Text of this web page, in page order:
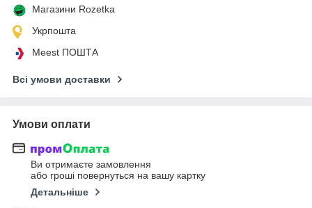
Магазини Rozetka
Укрпошта
Meest ПОШТА
Всі умови доставки
Умови оплати
Ви отримаєте замовлення
або гроші повернуться на вашу картку
Детальніше